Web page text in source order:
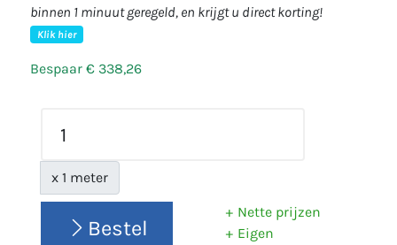
binnen 1 minuut geregeld, en krijgt u direct korting!
Klik hier
Bespaar € 338,26
x 1 meter
Bestel
Nette prijzen
Eigen